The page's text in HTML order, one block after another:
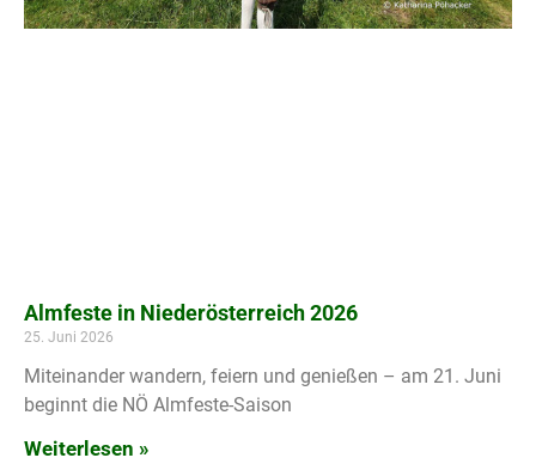
Almfeste in Niederösterreich 2026
25. Juni 2026
Miteinander wandern, feiern und genießen – am 21. Juni
beginnt die NÖ Almfeste-Saison
Weiterlesen »